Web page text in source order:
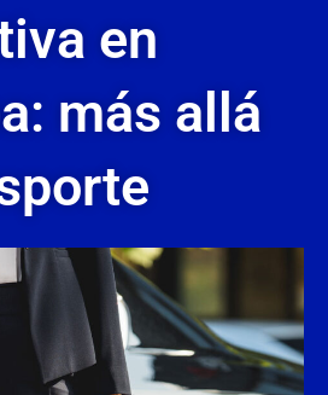
en
más allá